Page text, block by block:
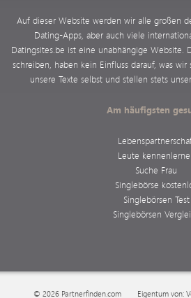
Auf dieser Website werden wir alle großen
Dating-Apps, aber auch viele
Datingsites.be ist eine unabhängige Website.
schreiben, haben kein Einfluss darauf, was
unsere Texte selbst und stellen stets
Am häufigsten
Leute
Suche Frau
Singlebörse
Singlebörsen Test
Singlebörsen
© 2026 Partnerfinden.com Eigentum von: